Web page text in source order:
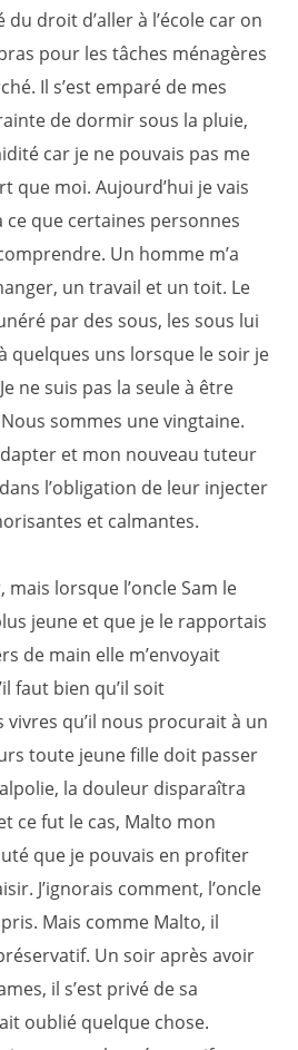
du droit d’aller à l’école car on
pour les tâches ménagères
Il s’est emparé de mes
de dormir sous la pluie,
car je ne pouvais pas me
que moi. Aujourd’hui je vais
que certaines personnes
Un homme m’a
un travail et un toit. Le
par des sous, les sous lui
quelques uns lorsque le soir je
ne suis pas la seule à être
sommes une vingtaine.
et mon nouveau tuteur
l’obligation de leur injecter
et calmantes.
mais lorsque l’oncle Sam le
jeune et que je le rapportais
de main elle m’envoyait
faut bien qu’il soit
qu’il nous procurait à un
toute jeune fille doit passer
la douleur disparaîtra
ce fut le cas, Malto mon
que je pouvais en profiter
J’ignorais comment, l’oncle
Mais comme Malto, il
Un soir après avoir
il s’est privé de sa
oublié quelque chose.